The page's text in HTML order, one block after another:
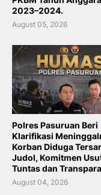
2023–2024.
August 05, 2026
Polres Pasuruan Beri
Klarifikasi
Korban Diduga
Judol, Komitmen
Tuntas dan
August 04, 2026